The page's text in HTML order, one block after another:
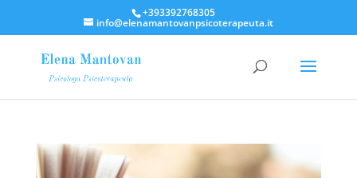
+393392768305
info@elenamantovanpsicoterapeuta.it